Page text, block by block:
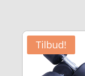
Tilbud!